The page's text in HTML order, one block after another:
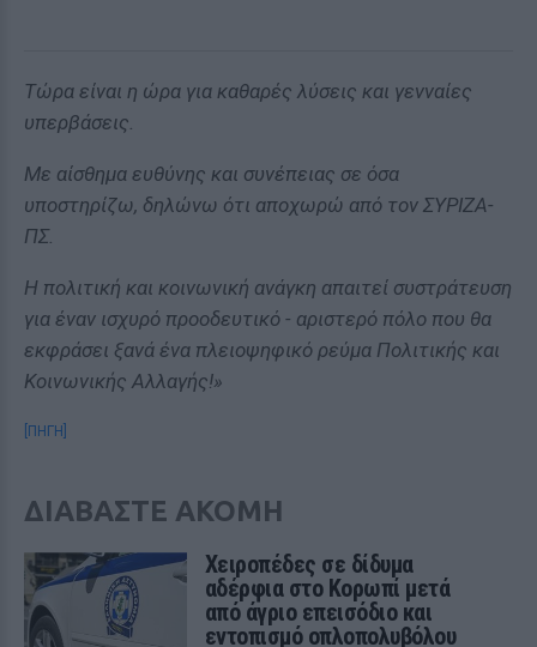
Τώρα είναι η ώρα για καθαρές λύσεις και γενναίες
υπερβάσεις.
Με αίσθημα ευθύνης και συνέπειας σε όσα
υποστηρίζω, δηλώνω ότι αποχωρώ από τον ΣΥΡΙΖΑ-
ΠΣ.
Η πολιτική και κοινωνική ανάγκη απαιτεί συστράτευση
για έναν ισχυρό προοδευτικό - αριστερό πόλο που θα
εκφράσει ξανά ένα πλειοψηφικό ρεύμα Πολιτικής και
Κοινωνικής Αλλαγής!»
[ΠΗΓΗ]
ΔΙΑΒΑΣΤΕ ΑΚΟΜΗ
Χειροπέδες σε δίδυμα
αδέρφια στο Κορωπί μετά
από άγριο επεισόδιο και
εντοπισμό οπλοπολυβόλου